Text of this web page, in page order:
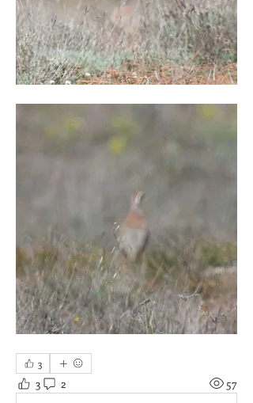
3
3 2 57